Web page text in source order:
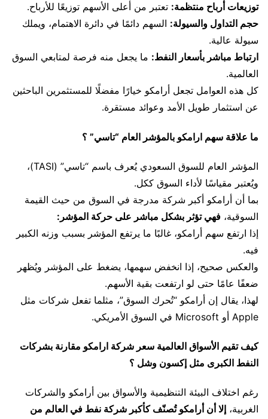
توزيعات أرباح منتظمة: تعتبر من أعلى الأسهم توزيعًا للأرباح.
حجم التداول والسيولة: السهم دائمًا في دائرة الاهتمام، ويملك
سيولة عالية.
ارتباط مباشر بأسعار النفط: ما يجعل منه فرصة لمتابعي السوق
العالمية.
كل هذه العوامل تجعل أرامكو خيارًا مفضلًا للمستثمرين الباحثين
عن استثمار طويل الأمد وعوائد مستقرة.
ما علاقة سهم ارامكو بالمؤشر العام “تاسي” ؟
المؤشر العام للسوق السعودي يُعرف باسم “تاسي” (TASI)،
ويُعتبر مقياسًا لأداء السوق ككل.
بما أن أرامكو أكبر شركة مدرجة في السوق من حيث القيمة
السوقية، فهي تؤثر بشكل مباشر على حركة المؤشر:
إذا ارتفع سهم أرامكو، غالبًا ما يرتفع المؤشر بسبب وزنه الكبير
فيه.
والعكس صحيح، إذا انخفض سهمها، يضغط على المؤشر ويُظهر
ضعفًا عامًا حتى لو ارتفعت بقية الأسهم.
لهذا، يقال إن أرامكو “تُحرك السوق”، مثلما تفعل شركات مثل
Apple أو Microsoft في السوق الأمريكي.
كيف تقيم الأسواق العالمية سعر شركة ارامكو مقارنة بشركات
النفط الكبرى مثل إكسون وشل ؟
رغم اختلاف البيئة التنظيمية والأسواق بين أرامكو والشركات
الغربية، إلا أن أرامكو تُصنّف كأكبر شركة نفط في العالم من